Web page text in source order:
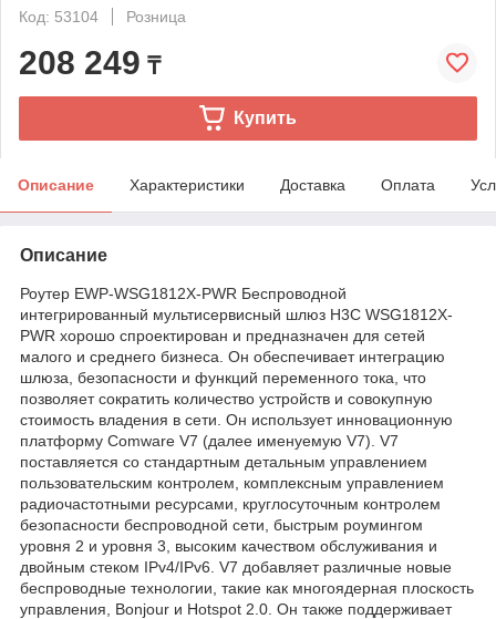
Код: 53104
Розница
208 249 ₸
Купить
Описание Характеристики Доставка Оплата
Описание
Роутер EWP-WSG1812X-PWR Беспроводной
интегрированный мультисервисный шлюз H3C WSG1812X-
PWR хорошо спроектирован и предназначен для сетей
малого и среднего бизнеса. Он обеспечивает интеграцию
шлюза, безопасности и функций переменного тока, что
позволяет сократить количество устройств и совокупную
стоимость владения в сети. Он использует инновационную
платформу Comware V7 (далее именуемую V7). V7
поставляется со стандартным детальным управлением
пользовательским контролем, комплексным управлением
радиочастотными ресурсами, круглосуточным контролем
безопасности беспроводной сети, быстрым роумингом
уровня 2 и уровня 3, высоким качеством обслуживания и
двойным стеком IPv4/IPv6. V7 добавляет различные новые
беспроводные технологии, такие как многоядерная плоскость
управления, Bonjour и Hotspot 2.0. Он также поддерживает